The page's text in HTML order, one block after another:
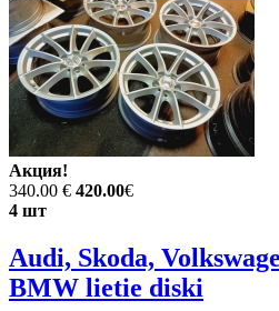
Акция!
340.00 € 420.00€
4 шт
Audi, Skoda,
BMW lietie diski